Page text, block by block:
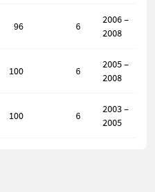
96 6
2006 –
2008
100 6
2005 –
2008
100 6
2003 –
2005